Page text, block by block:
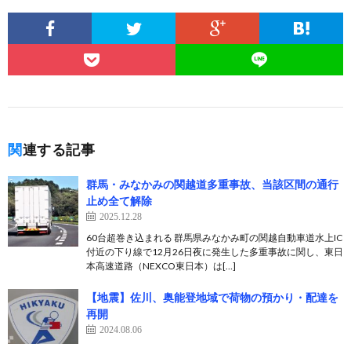
関連する記事
群馬・みなかみの関越道多重事故、当該区間の通行
止め全て解除
2025.12.28
60台超巻き込まれる 群馬県みなかみ町の関越自動車道水上IC
付近の下り線で12月26日夜に発生した多重事故に関し、東日
本高速道路（NEXCO東日本）は[…]
【地震】佐川、奥能登地域で荷物の預かり・配達を
再開
2024.08.06